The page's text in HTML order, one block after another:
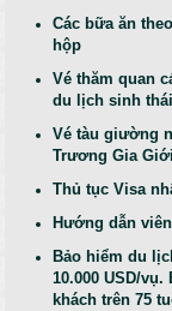
Các bữa ăn
hộp
Vé thăm quan
du lịch sinh
Vé tàu giường
Trương Gia
Thủ tục Visa
H­­­ướng dẫn
Bảo hiểm du
10.000 USD/
khách trên 75